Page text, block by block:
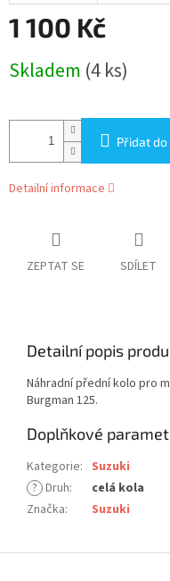
1 100 Kč
cena:
Skladem (4 ks)
Přidat do
Detailní informace
ZEPTAT SE SDÍLET
Detailní popis
Náhradní přední kolo pro
Burgman 125.
Doplňkové
Kategorie: Suzuki
? Druh:
celá kola
Značka: Suzuki